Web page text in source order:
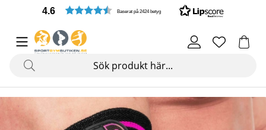
4.6 Baserat på 2424 betyg
Produktbilder Elbow Wraps Pro, 1.3 m, black/pink